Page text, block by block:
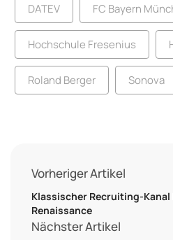
DATEV FC Bayern
Hochschule Fresenius
Roland Berger Sonova
Vorheriger Artikel
Klassischer Recruiting-
Renaissance
Nächster Artikel